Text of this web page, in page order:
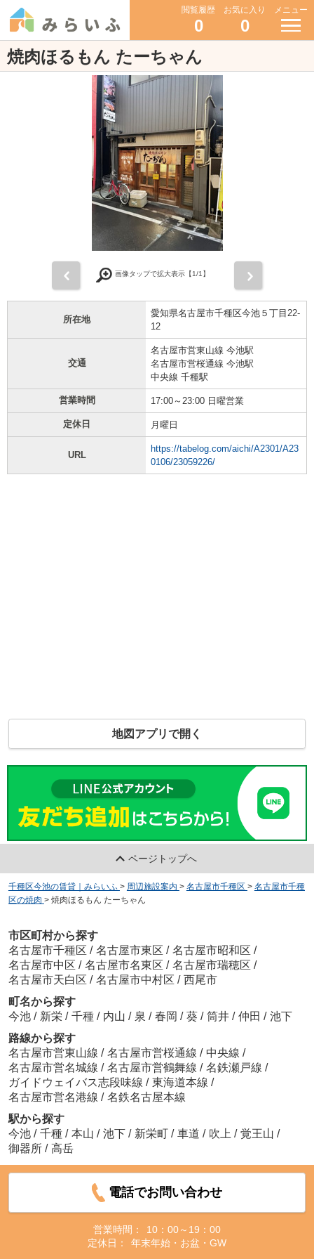
閲覧履歴
0
お気に入り
0
メニュー
焼肉ほるもん たーちゃん
画像タップで拡大表示【1/1】
所在地
愛知県名古屋市千種区今池５丁目22-
12
交通
名古屋市営東山線 今池駅
名古屋市営桜通線 今池駅
中央線 千種駅
営業時間 17:00～23:00 日曜営業
定休日 月曜日
URL
https://tabelog.com/aichi/A2301/A23
0106/23059226/
地図アプリで開く
ページトップへ
千種区今池の賃貸｜みらいふ > 周辺施設案内 > 名古屋市千種区 > 名古屋市千種
区の焼肉 > 焼肉ほるもん たーちゃん
市区町村から探す
名古屋市千種区 / 名古屋市東区 / 名古屋市昭和区 /
名古屋市中区 / 名古屋市名東区 / 名古屋市瑞穂区 /
名古屋市天白区 / 名古屋市中村区 / 西尾市
町名から探す
今池 / 新栄 / 千種 / 内山 / 泉 / 春岡 / 葵 / 筒井 / 仲田 / 池下
路線から探す
名古屋市営東山線 / 名古屋市営桜通線 / 中央線 /
名古屋市営名城線 / 名古屋市営鶴舞線 / 名鉄瀬戸線 /
ガイドウェイバス志段味線 / 東海道本線 /
名古屋市営名港線 / 名鉄名古屋本線
駅から探す
今池 / 千種 / 本山 / 池下 / 新栄町 / 車道 / 吹上 / 覚王山 /
御器所 / 高岳
電話でお問い合わせ
営業時間：
10：00～19：00
定休日：
年末年始・お盆・GW